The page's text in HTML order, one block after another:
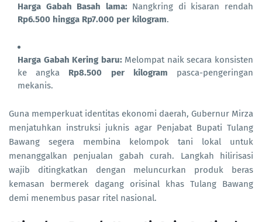
Harga Gabah Basah lama: Nangkring di kisaran rendah
Rp6.500 hingga Rp7.000 per kilogram.
Harga Gabah Kering baru: Melompat naik secara konsisten
ke angka Rp8.500 per kilogram pasca-pengeringan
mekanis.
Guna memperkuat identitas ekonomi daerah, Gubernur Mirza
menjatuhkan instruksi juknis agar Penjabat Bupati Tulang
Bawang segera membina kelompok tani lokal untuk
menanggalkan penjualan gabah curah. Langkah hilirisasi
wajib ditingkatkan dengan meluncurkan produk beras
kemasan bermerek dagang orisinal khas Tulang Bawang
demi menembus pasar ritel nasional.